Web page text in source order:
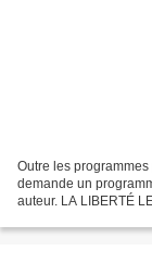
Outre les
demande un
auteur. LA LIBERTÉ